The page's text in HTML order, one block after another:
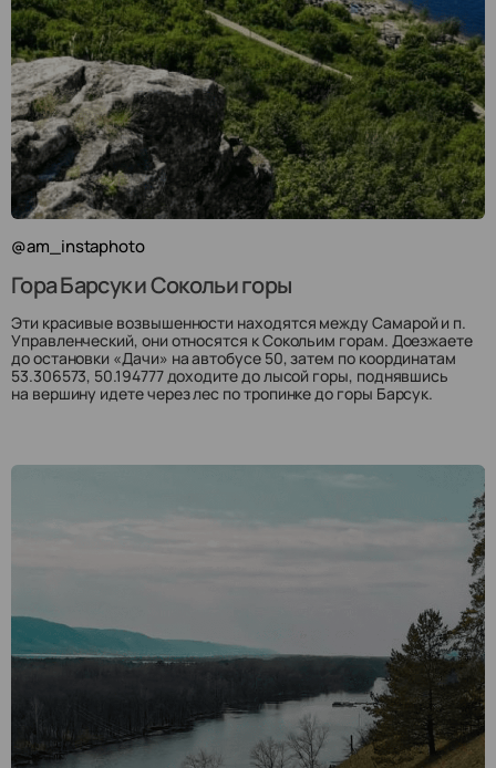
@am_instaphoto
Гора Барсук и Сокольи горы
Эти красивые возвышенности находятся между Самарой и п.
Управленческий, они относятся к Сокольим горам. Доезжаете
до остановки «Дачи» на автобусе 50, затем по координатам
53.306573, 50.194777 доходите до лысой горы, поднявшись
на вершину идете через лес по тропинке до горы Барсук.